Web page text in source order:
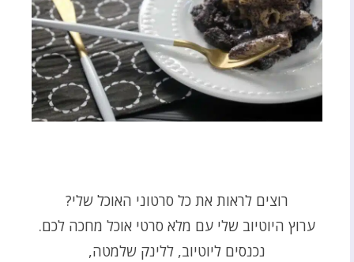
רוצים לראות את כל סרטוני האוכל שלי?
ערוץ היוטיוב שלי עם מלא סרטי אוכל מחכה לכם.
נכנסים ליוטיוב, ללינק שלמטה,